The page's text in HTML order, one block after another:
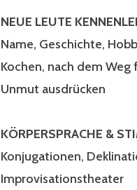
NEUE LEUTE
Name, Geschichte,
Kochen, nach dem
Unmut ausdrücken
KÖRPERSPRACHE &
Konjugationen,
Improvisationstheater